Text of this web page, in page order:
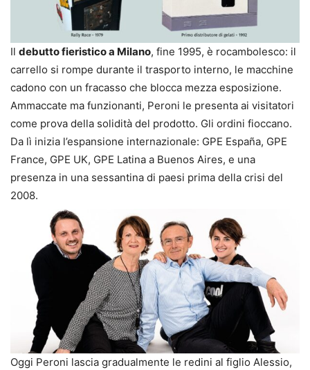
Il debutto fieristico a Milano, fine 1995, è rocambolesco: il
carrello si rompe durante il trasporto interno, le macchine
cadono con un fracasso che blocca mezza esposizione.
Ammaccate ma funzionanti, Peroni le presenta ai visitatori
come prova della solidità del prodotto. Gli ordini fioccano.
Da lì inizia l’espansione internazionale: GPE España, GPE
France, GPE UK, GPE Latina a Buenos Aires, e una
presenza in una sessantina di paesi prima della crisi del
2008.
Oggi Peroni lascia gradualmente le redini al figlio Alessio,